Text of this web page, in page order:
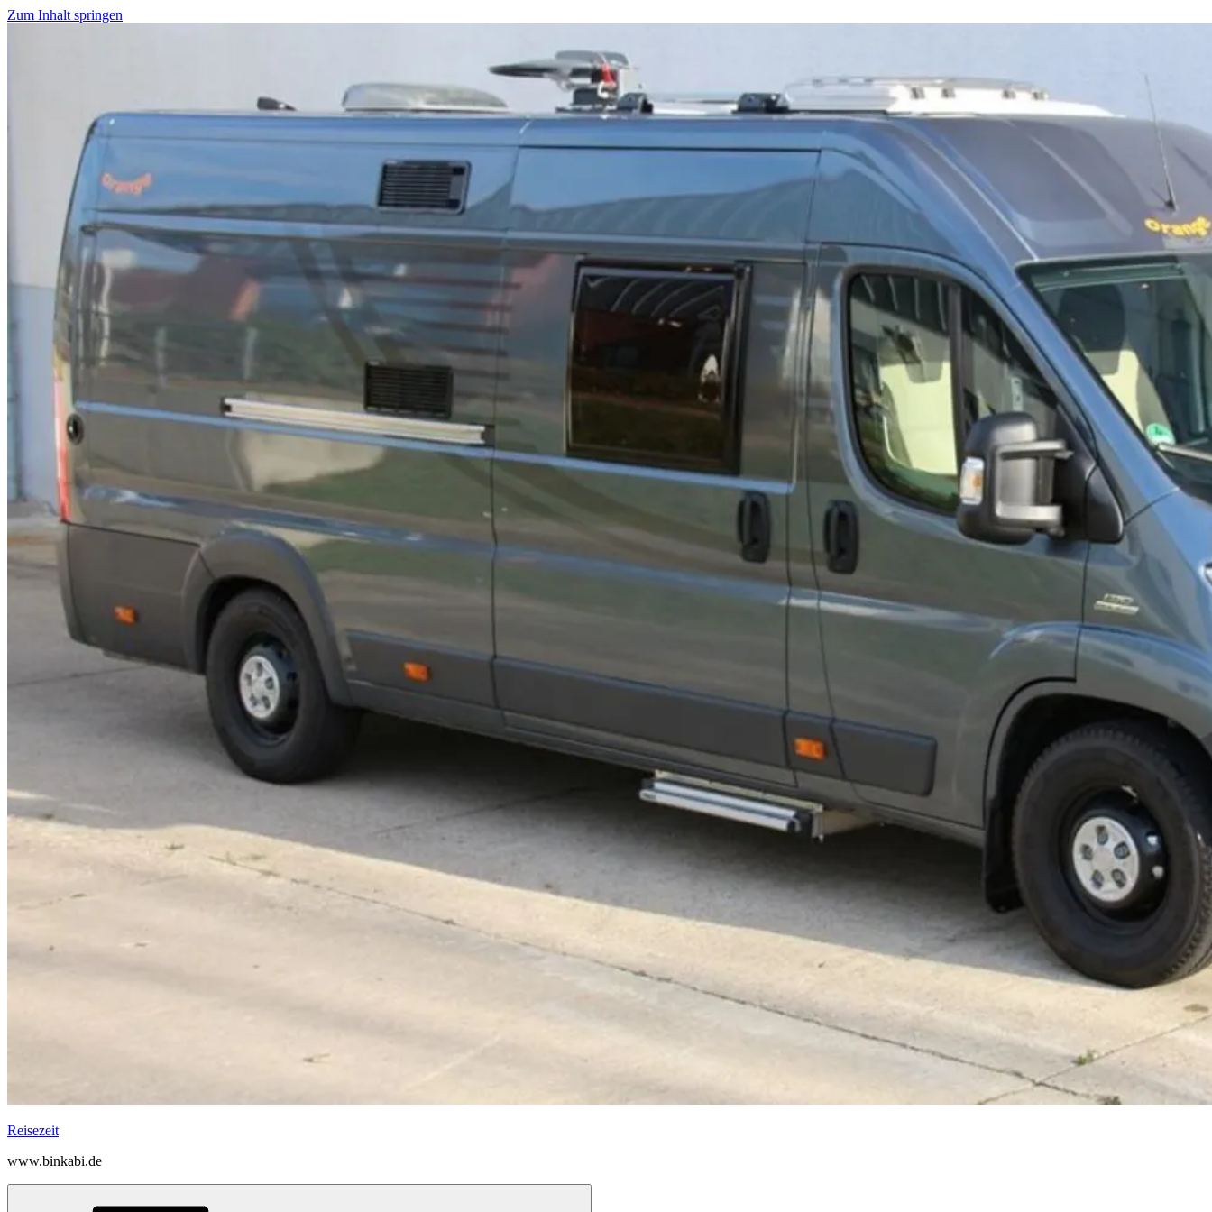
Zum Inhalt springen
Reisezeit
www.binkabi.de